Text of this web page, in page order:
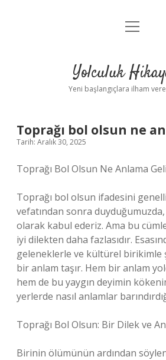
Anasayfa
Yasal Uyarı
menüyü
Yolculuk
Yeni başlangıçlara ilham
Toprağı bol olsun ne
Tarih: Aralık 30, 2025
Toprağı Bol Olsun Ne Anlama
Toprağı bol olsun ifadesini
vefatından sonra
olarak kabul ederiz. Ama bu
iyi dilekten daha fazlasıdır.
geleneklerle ve kültürel birikimle
bir anlam taşır. Hem bir anlam
hem de bu yaygın deyimin
yerlerde nasıl anlamlar
Toprağı Bol Olsun: Bir Dilek ve
Birinin ölümünün ardından